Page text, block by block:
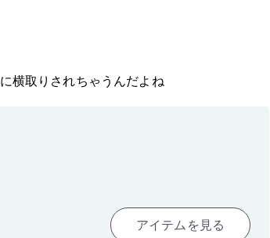
横取りされちゃうんだよね
アイテムを見る